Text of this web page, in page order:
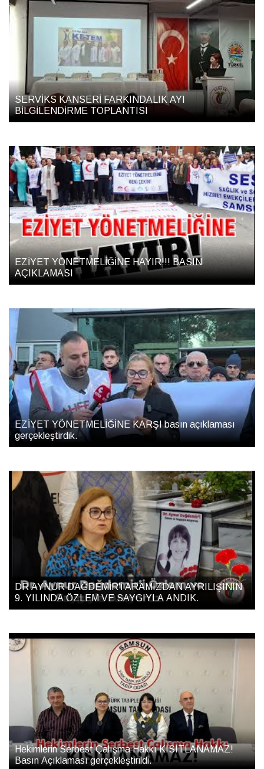
SERVİKS KANSERİ FARKINDALIK AYI
BİLGİLENDİRME TOPLANTISI
EZİYET YÖNETMELİĞİNE HAYIR!!! BASIN
AÇIKLAMASI
EZİYET YÖNETMELİĞİNE KARŞI basın açıklaması
gerçekleştirdik.
DR AYNUR DAĞDEMİR'İ ARAMIZDAN AYRILIŞININ
9. YILINDA ÖZLEM VE SAYGIYLA ANDIK.
Hekimlerin Serbest Çalışma Hakkı KISITLANAMAZ!
Basın Açıklaması gerçekleştirildi.